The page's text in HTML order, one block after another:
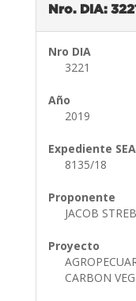
Nro. DIA:
Nro DIA
3221
Año
2019
Expediente
8135/18
Proponente
JACOB
Proyecto
CARBON